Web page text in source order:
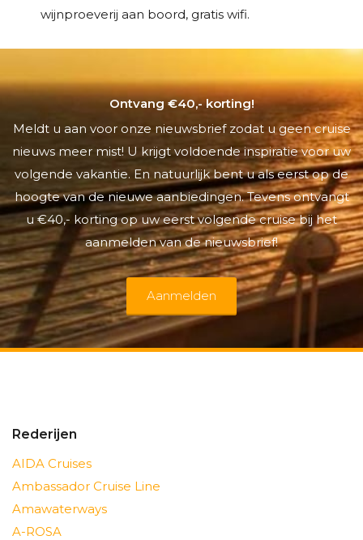
wijnproeverij aan boord, gratis wifi.
Ontvang €40,- korting!
Meldt u aan voor onze nieuwsbrief zodat u geen cruise
nieuws meer mist! U krijgt voldoende inspiratie voor uw
volgende vakantie. En natuurlijk bent u als eerst op de
hoogte van de nieuwe aanbiedingen. Tevens ontvangt
u €40,- korting op uw eerst volgende cruise bij het
aanmelden van de nieuwsbrief!
Aanmelden
Rederijen
AIDA Cruises
Ambassador Cruise Line
Amawaterways
A-ROSA